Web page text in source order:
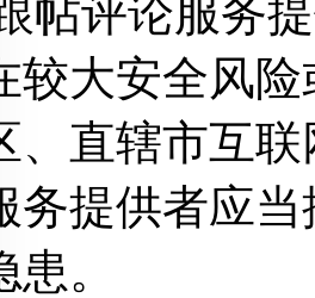
帖评论服务
较大安全风
、直辖市互
务提供者应
。